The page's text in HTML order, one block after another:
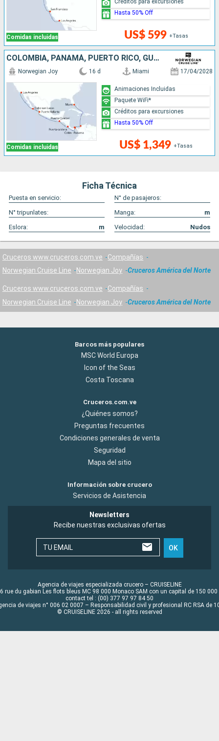
Comidas incluidas US$ 599 +Tasas
Créditos para excursiones
Hasta 50% Off
COLOMBIA, PANAMÁ, PUERTO RICO, GUATEMALA, MÉXICO, ESTADOS UNIDOS
Comidas incluidas
Norwegian Joy 16 d Miami 17/04/2028
US$ 1,349 +Tasas
Animaciones Incluidas
Paquete WiFi*
Créditos para excursiones
Hasta 50% Off
Ficha Técnica
Puesta en servicio:
N° de pasajeros:
N° tripunlates:
Manga:
m
Eslora:
m Velocidad: Nudos
Cruceros www.cruceros.com.ve
Compañías
Norwegian Cruise Line
Norwegian Joy Cruceros América del Norte
Cruceros www.cruceros.com.ve
Compañías
Norwegian Cruise Line
Norwegian Joy Cruceros América del Norte
Barcos más populares
MSC World Europa
Icon of the Seas
Costa Toscana
Cruceros.com.ve
¿Quiénes somos?
Preguntas frecuentes
Condiciones generales de venta
Seguridad
Mapa del sitio
Información sobre crucero
Servicios de Asistencia
Newsletters
Recibe nuestras exclusivas ofertas
TU EMAIL OK
Agencia de viajes especializada crucero – CRUISELINE
rue du gabian Les flots bleus MC 98 000 Monaco SAM con un capital de 150 000
contact tel : (00) 377 97 97 84 50
de viajes n° 006 02 0007 – Responsabilidad civil y profesional RC RSA de
© CRUISELINE 2026 - all rights reserved